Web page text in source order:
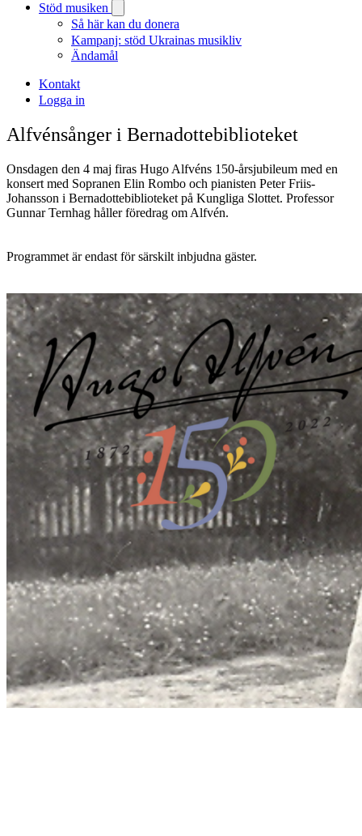
Stöd musiken
Så här kan du donera
Kampanj: stöd Ukrainas musikliv
Ändamål
Kontakt
Logga in
Alfvénsånger i Bernadottebiblioteket
Onsdagen den 4 maj firas Hugo Alfvéns 150-årsjubileum med en
konsert med Sopranen Elin Rombo och pianisten Peter Friis-
Johansson i Bernadottebiblioteket på Kungliga Slottet. Professor
Gunnar Ternhag håller föredrag om Alfvén.
Programmet är endast för särskilt inbjudna gäster.